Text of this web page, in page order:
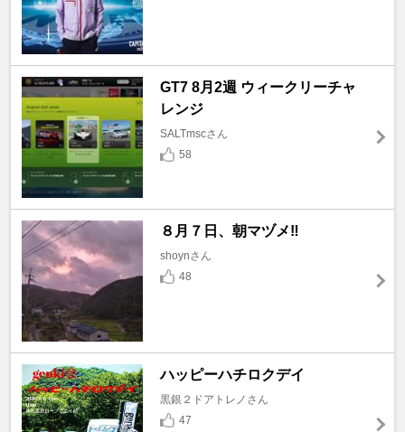
GT7 8月2週 ウィークリーチャ
レンジ
SALTmscさん
58
８月７日、朝マヅメ‼️
shoynさん
48
ハッピーハチロクデイ
黒銀２ドアトレノさん
47